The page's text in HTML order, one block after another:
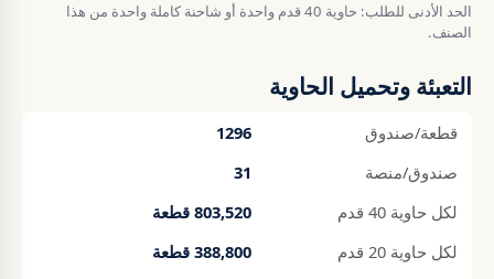
الحد الأدنى للطلب: حاوية 40 قدم واحدة أو شاحنة كاملة واحدة من هذا
الصنف.
التعبئة وتحميل الحاوية
قطعة/صندوق
1296
صندوق/منصة
31
لكل حاوية 40 قدم
803,520 قطعة
لكل حاوية 20 قدم
388,800 قطعة